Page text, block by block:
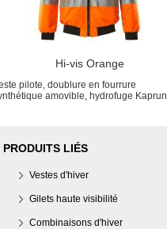
Hi-vis Orange
pilote, doublure en fourrure
amovible, hydrofuge Kaprun
PRODUITS LIÉS
Vestes d'hiver
Gilets haute visibilité
Combinaisons d'hiver